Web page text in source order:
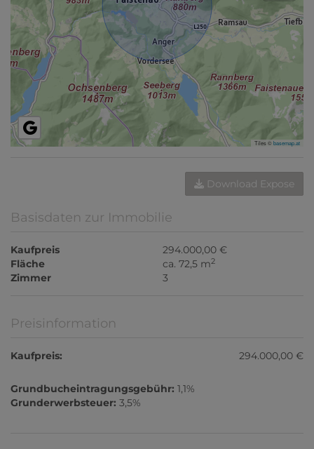
Tiles ©basemap.at
Download Expose
Basisdaten zur Immobilie
Kaufpreis
294.000,00 €
Fläche
ca. 72,5 m2
Zimmer 3
Preisinformation
Kaufpreis: 294.000,00 €
Grundbucheintragungsgebühr: 1,1%
Grunderwerbsteuer: 3,5%